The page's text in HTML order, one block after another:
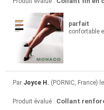
parfait
confortable
Par Joyce H. (PORNIC, France)
Produit évalué : Collant